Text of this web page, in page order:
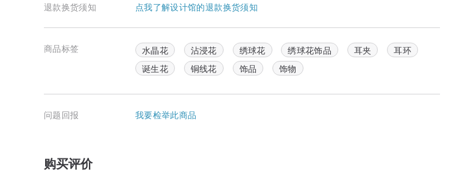
退款换货须知 点我了解设计馆的退款换货须知
商品标签 水晶花 沾浸花 绣球花 绣球花饰品 耳夹
耳环
诞生花
铜线花 饰品 饰物
问题回报 我要检举此商品
购买评价